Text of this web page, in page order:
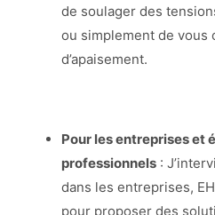
de soulager des
ou simplement de vous
d’apaisement.
Pour les entreprises et
professionnels :
dans les entreprises,
pour proposer des